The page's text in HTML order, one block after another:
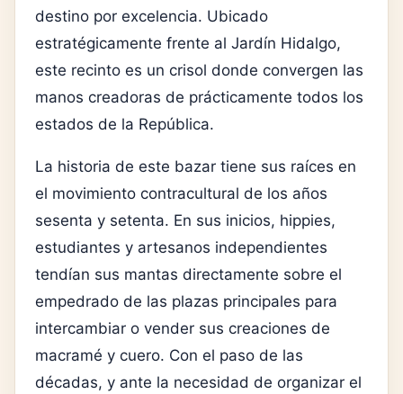
destino por excelencia. Ubicado
estratégicamente frente al Jardín Hidalgo,
este recinto es un crisol donde convergen las
manos creadoras de prácticamente todos los
estados de la República.
La historia de este bazar tiene sus raíces en
el movimiento contracultural de los años
sesenta y setenta. En sus inicios, hippies,
estudiantes y artesanos independientes
tendían sus mantas directamente sobre el
empedrado de las plazas principales para
intercambiar o vender sus creaciones de
macramé y cuero. Con el paso de las
décadas, y ante la necesidad de organizar el